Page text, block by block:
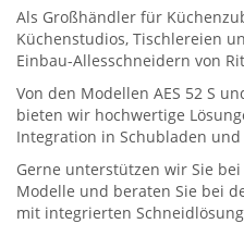
Als Großhändler für
Küchenstudios, Tischlereien
Einbau-Allesschneidern von
Von den Modellen AES 52 S
bieten wir hochwertige
Integration in Schubladen und
Gerne unterstützen wir Sie
Modelle und beraten Sie bei
mit integrierten